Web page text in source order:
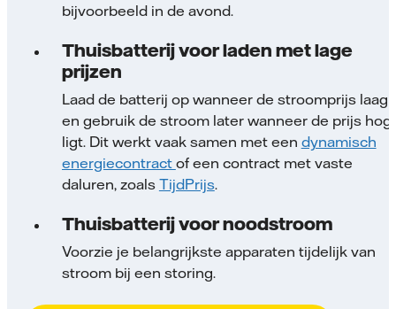
bijvoorbeeld in de avond.
Thuisbatterij voor laden met lage
prijzen
Laad de batterij op wanneer de stroomprijs laag
en gebruik de stroom later wanneer de prijs
ligt. Dit werkt vaak samen met een dynamisch
energiecontract of een contract met vaste
daluren, zoals TijdPrijs.
Thuisbatterij voor noodstroom
Voorzie je belangrijkste apparaten tijdelijk van
stroom bij een storing.